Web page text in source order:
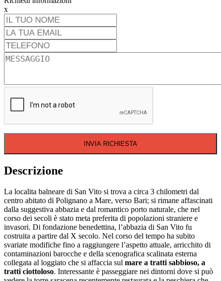
x
INVIA RICHIESTA
Descrizione
La localita balneare di San Vito si trova a circa 3 chilometri dal
centro abitato di Polignano a Mare, verso Bari; si rimane affascinati
dalla suggestiva abbazia e dal romantico porto naturale, che nel
corso dei secoli è stato meta preferita di popolazioni straniere e
invasori. Di fondazione benedettina, l’abbazia di San Vito fu
costruita a partire dal X secolo. Nel corso del tempo ha subito
svariate modifiche fino a raggiungere l’aspetto attuale, arricchito di
contaminazioni barocche e della scenografica scalinata esterna
collegata al loggiato che si affaccia sul mare a tratti sabbioso, a
tratti ciottoloso. Interessante è passeggiare nei dintorni dove si può